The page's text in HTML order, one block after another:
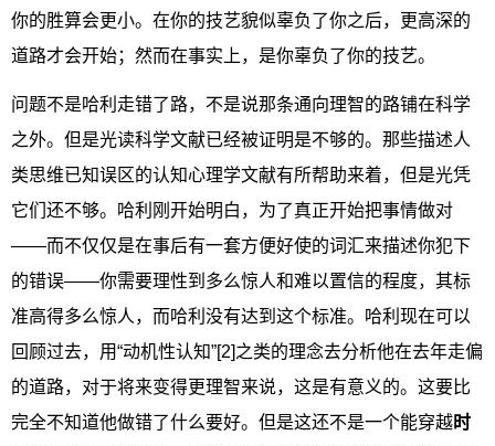
你的胜算会更小。在你的技艺貌似辜负了你之后，更高深的
道路才会开始；然而在事实上，是你辜负了你的技艺。
问题不是哈利走错了路，不是说那条通向理智的路铺在科学
之外。但是光读科学文献已经被证明是不够的。那些描述人
类思维已知误区的认知心理学文献有所帮助来着，但是光凭
它们还不够。哈利刚开始明白，为了真正开始把事情做对
——而不仅仅是在事后有一套方便好使的词汇来描述你犯下
的错误——你需要理性到多么惊人和难以置信的程度，其标
准高得多么惊人，而哈利没有达到这个标准。哈利现在可以
回顾过去，用“动机性认知”[2]之类的理念去分析他在去年走偏
的道路，对于将来变得更理智来说，这是有意义的。这要比
完全不知道他做错了什么要好。但是这还不是一个能穿越时